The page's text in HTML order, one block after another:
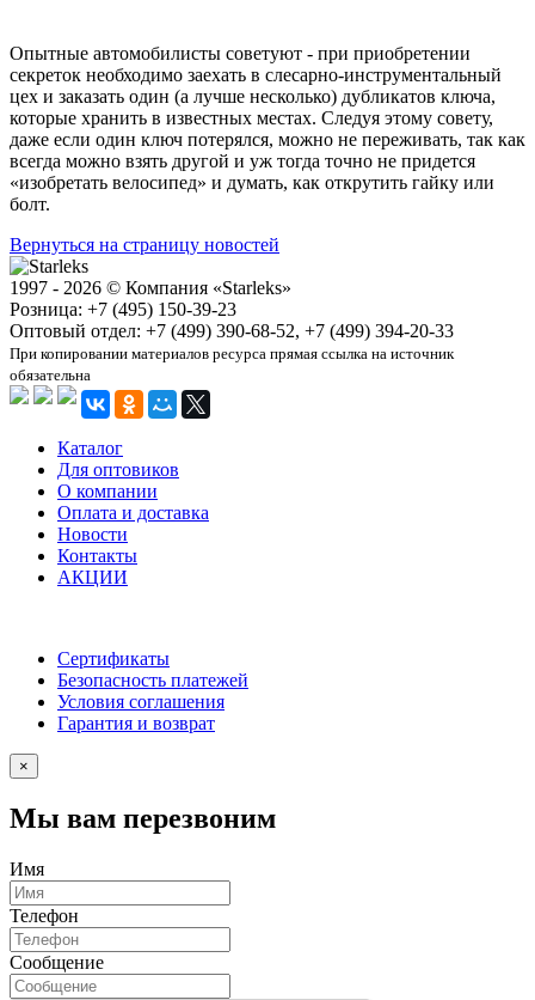
Опытные автомобилисты советуют - при приобретении
секреток необходимо заехать в слесарно-инструментальный
цех и заказать один (а лучше несколько) дубликатов ключа,
которые хранить в известных местах. Следуя этому совету,
даже если один ключ потерялся, можно не переживать, так как
всегда можно взять другой и уж тогда точно не придется
«изобретать велосипед» и думать, как открутить гайку или
болт.
Вернуться на страницу новостей
1997 - 2026 © Компания «Starleks»
Розница: +7 (495) 150-39-23
Оптовый отдел: +7 (499) 390-68-52, +7 (499) 394-20-33
При копировании материалов ресурса прямая ссылка на источник
обязательна
Каталог
Для оптовиков
О компании
Оплата и доставка
Новости
Контакты
АКЦИИ
Сертификаты
Безопасность платежей
Условия соглашения
Гарантия и возврат
×
Мы вам перезвоним
Имя
Телефон
Сообщение